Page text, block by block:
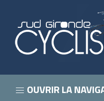
OUVRIR LA